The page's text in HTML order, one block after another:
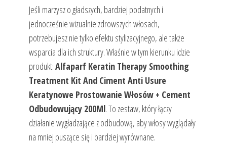
Jeśli marzysz o gładszych, bardziej podatnych i
jednocześnie wizualnie zdrowszych włosach,
potrzebujesz nie tylko efektu stylizacyjnego, ale także
wsparcia dla ich struktury. Właśnie w tym kierunku idzie
produkt:Alfaparf Keratin Therapy Smoothing
Treatment Kit And Ciment Anti Usure
Keratynowe Prostowanie Włosów + Cement
Odbudowujący 200Ml. To zestaw, który łączy
działanie wygładzające z odbudową, aby włosy wyglądały
na mniej puszące się i bardziej wyrównane.